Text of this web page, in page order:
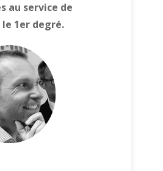
au service de
1er degré.